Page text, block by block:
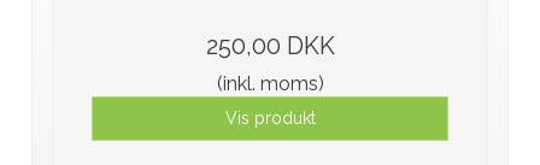
250,00 DKK
(inkl. moms)
Vis produkt